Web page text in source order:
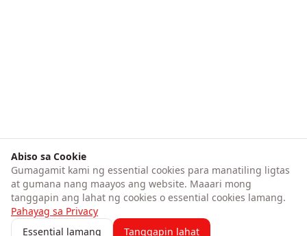
Abiso sa Cookie
Gumagamit kami ng essential cookies para manatiling ligtas
at gumana nang maayos ang website. Maaari mong
tanggapin ang lahat ng cookies o essential cookies lamang.
Pahayag sa Privacy
Essential lamang
Tanggapin lahat